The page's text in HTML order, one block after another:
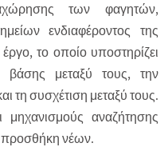
των φαγητών,
ενδιαφέροντος της
το οποίο υποστηρίζει
μεταξύ τους, την
τη συσχέτιση μεταξύ τους.
αναζήτησης
προσθήκη νέων.